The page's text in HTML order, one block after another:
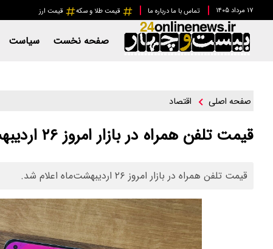
۱۷ مرداد ۱۴۰۵ تماس با ما درباره ما قیمت طلا و سکه قیمت ارز
صفحه نخست سیاست
صفحه اصلی اقتصاد
قیمت تلفن همراه در بازار امروز ۲۶ اردیبهشت‌ماه
قیمت تلفن همراه در بازار امروز ۲۶ اردیبهشت‌ماه اعلام شد.